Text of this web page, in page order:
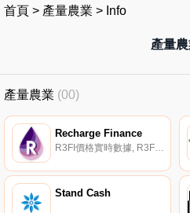
首頁 > 產量農業 > Info
產量
產量農業 (00)
Recharge Finance
R3FI價格實時數據, R3FI的工作原理是對每筆交易收取5%的費用,并立即將該費用分攤給代幣的所有持有人。持有人無需持有股份或等待費用交付。費用由智能合約授予,并立即反映在持有人余額中。在那里；s沒有機會因襲擊而損失資金,也沒有汽油費；收獲”；您的獎勵.
Stand Cash